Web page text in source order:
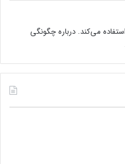
می‌کند. درباره چگونگی